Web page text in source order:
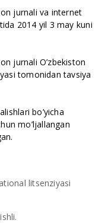
jurnali va internet
2014 yil 3 may kuni
jurnali O’zbekiston
tomonidan tavsiya
bo’yicha
mo’ljallangan
litsenziyasi